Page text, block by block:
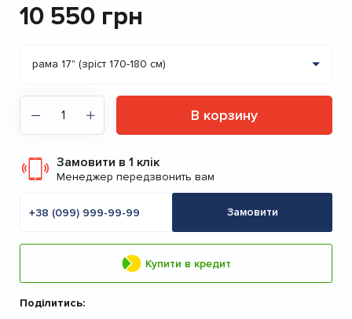
10 550 грн
В корзину
Замовити в 1 клік
Менеджер передзвонить вам
телефон
Замовити
Купити в кредит
Поділитись: